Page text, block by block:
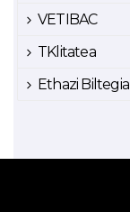
VETIBAC
TKlitatea
Ethazi Biltegia